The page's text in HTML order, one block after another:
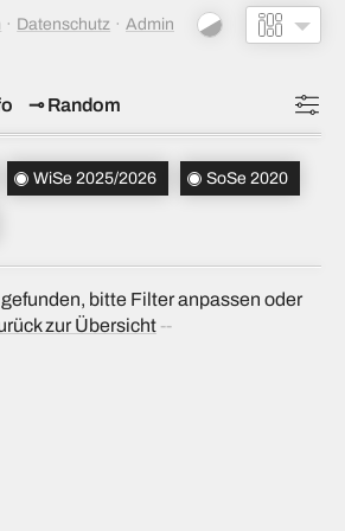
Random
Datenschutz Admin
(2)
(↝ zufällig)
WiSe 2025/2026 SoSe 2020
bitte Filter anpassen oder
zur Übersicht